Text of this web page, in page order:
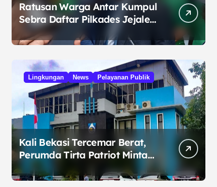
Ratusan Warga Antar Kumpul
Sebra Daftar Pilkades Jejalen
Jaya, Serukan Pemilu Damai
Lingkungan News Pelayanan Publik
Kali Bekasi Tercemar Berat,
Perumda Tirta Patriot Minta
Maaf atas Penurunan Kualitas
Air